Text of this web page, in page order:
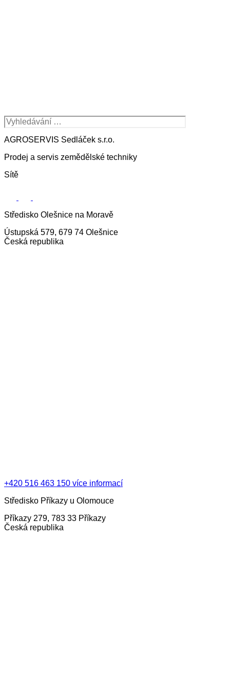
AGROSERVIS Sedláček s.r.o.
Prodej a servis zemědělské techniky
Sítě
Středisko Olešnice na Moravě
Ústupská 579, 679 74 Olešnice
Česká republika
+420 516 463 150 více informací
Středisko Příkazy u Olomouce
Příkazy 279, 783 33 Příkazy
Česká republika